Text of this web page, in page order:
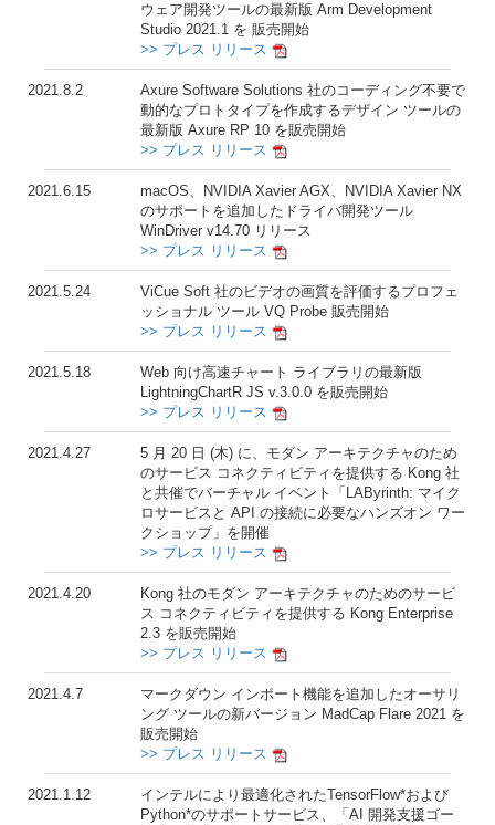
ウェア開発ツールの最新版 Arm Development
Studio 2021.1 を 販売開始
>> プレス リリース
2021.8.2
Axure Software Solutions 社のコーディング不要で
動的なプロトタイプを作成するデザイン ツールの
最新版 Axure RP 10 を販売開始
>> プレス リリース
2021.6.15
macOS、NVIDIA Xavier AGX、NVIDIA Xavier NX
のサポートを追加したドライバ開発ツール
WinDriver v14.70 リリース
>> プレス リリース
2021.5.24
ViCue Soft 社のビデオの画質を評価するプロフェ
ッショナル ツール VQ Probe 販売開始
>> プレス リリース
2021.5.18
Web 向け高速チャート ライブラリの最新版
LightningChartR JS v.3.0.0 を販売開始
>> プレス リリース
2021.4.27
5 月 20 日 (木) に、モダン アーキテクチャのため
のサービス コネクティビティを提供する Kong 社
と共催でバーチャル イベント「LAByrinth: マイク
ロサービスと API の接続に必要なハンズオン ワー
クショップ」を開催
>> プレス リリース
2021.4.20
Kong 社のモダン アーキテクチャのためのサービ
ス コネクティビティを提供する Kong Enterprise
2.3 を販売開始
>> プレス リリース
2021.4.7
マークダウン インポート機能を追加したオーサリ
ング ツールの新バージョン MadCap Flare 2021 を
販売開始
>> プレス リリース
2021.1.12
インテルにより最適化されたTensorFlow*および
Python*のサポートサービス、「AI 開発支援ゴー